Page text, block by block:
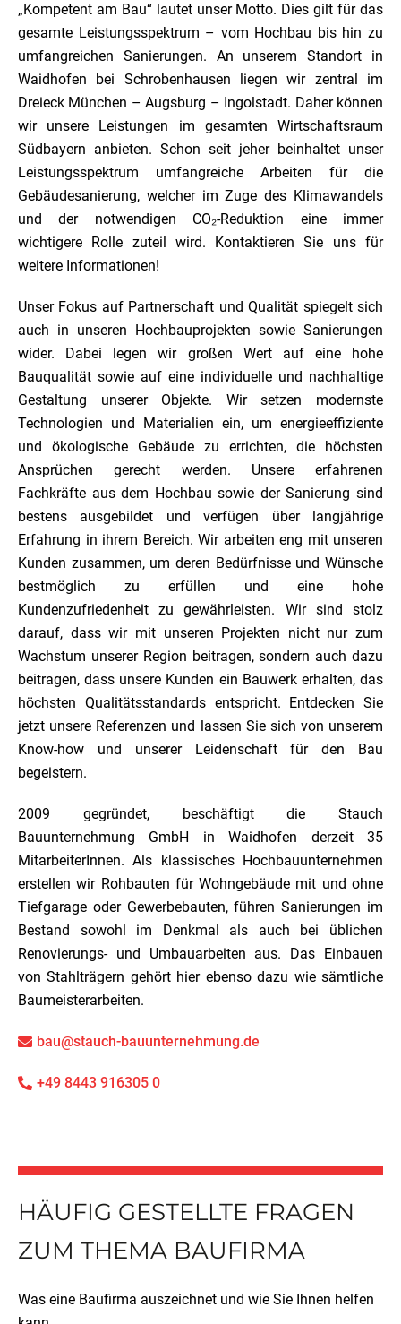
„Kompetent am Bau“ lautet unser Motto. Dies gilt für das
gesamte Leistungsspektrum – vom Hochbau bis hin zu
umfangreichen Sanierungen. An unserem Standort in
Waidhofen bei Schrobenhausen liegen wir zentral im
Dreieck München – Augsburg – Ingolstadt. Daher können
wir unsere Leistungen im gesamten Wirtschaftsraum
Südbayern anbieten. Schon seit jeher beinhaltet unser
Leistungsspektrum umfangreiche Arbeiten für die
Gebäudesanierung, welcher im Zuge des Klimawandels
und der notwendigen CO₂-Reduktion eine immer
wichtigere Rolle zuteil wird. Kontaktieren Sie uns für
weitere Informationen!
Unser Fokus auf Partnerschaft und Qualität spiegelt sich
auch in unseren Hochbauprojekten sowie Sanierungen
wider. Dabei legen wir großen Wert auf eine hohe
Bauqualität sowie auf eine individuelle und nachhaltige
Gestaltung unserer Objekte. Wir setzen modernste
Technologien und Materialien ein, um energieeffiziente
und ökologische Gebäude zu errichten, die höchsten
Ansprüchen gerecht werden. Unsere erfahrenen
Fachkräfte aus dem Hochbau sowie der Sanierung sind
bestens ausgebildet und verfügen über langjährige
Erfahrung in ihrem Bereich. Wir arbeiten eng mit unseren
Kunden zusammen, um deren Bedürfnisse und Wünsche
bestmöglich zu erfüllen und eine hohe
Kundenzufriedenheit zu gewährleisten. Wir sind stolz
darauf, dass wir mit unseren Projekten nicht nur zum
Wachstum unserer Region beitragen, sondern auch dazu
beitragen, dass unsere Kunden ein Bauwerk erhalten, das
höchsten Qualitätsstandards entspricht. Entdecken Sie
jetzt unsere Referenzen und lassen Sie sich von unserem
Know-how und unserer Leidenschaft für den Bau
begeistern.
2009 gegründet, beschäftigt die Stauch
Bauunternehmung GmbH in Waidhofen derzeit 35
MitarbeiterInnen. Als klassisches Hochbauunternehmen
erstellen wir Rohbauten für Wohngebäude mit und ohne
Tiefgarage oder Gewerbebauten, führen Sanierungen im
Bestand sowohl im Denkmal als auch bei üblichen
Renovierungs- und Umbauarbeiten aus. Das Einbauen
von Stahlträgern gehört hier ebenso dazu wie sämtliche
Baumeisterarbeiten.
bau@stauch-bauunternehmung.de
+49 8443 916305 0
HÄUFIG GESTELLTE FRAGEN
ZUM THEMA BAUFIRMA
Was eine Baufirma auszeichnet und wie Sie Ihnen helfen